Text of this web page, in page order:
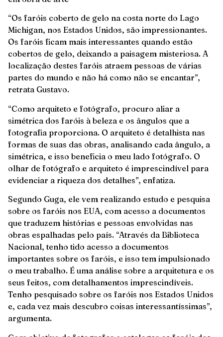
“Os faróis coberto de gelo na costa norte do Lago
Michigan, nos Estados Unidos, são impressionantes.
Os faróis ficam mais interessantes quando estão
cobertos de gelo, deixando a paisagem misteriosa. A
localização destes faróis atraem pessoas de várias
partes do mundo e não há como não se encantar”,
retrata Gustavo.
“Como arquiteto e fotógrafo, procuro aliar a
simétrica dos faróis à beleza e os ângulos que a
fotografia proporciona. O arquiteto é detalhista nas
formas de suas das obras, analisando cada ângulo, a
simétrica, e isso beneficia o meu lado fotógrafo. O
olhar de fotógrafo e arquiteto é imprescindível para
evidenciar a riqueza dos detalhes”, enfatiza.
Segundo Guga, ele vem realizando estudo e pesquisa
sobre os faróis nos EUA, com acesso a documentos
que traduzem histórias e pessoas envolvidas nas
obras espalhadas pelo país. “Através da Biblioteca
Nacional, tenho tido acesso a documentos
importantes sobre os faróis, e isso tem impulsionado
o meu trabalho. É uma análise sobre a arquitetura e os
seus feitos, com detalhamentos imprescindíveis.
Tenho pesquisado sobre os faróis nos Estados Unidos
e, cada vez mais descubro coisas interessantíssimas”,
argumenta.